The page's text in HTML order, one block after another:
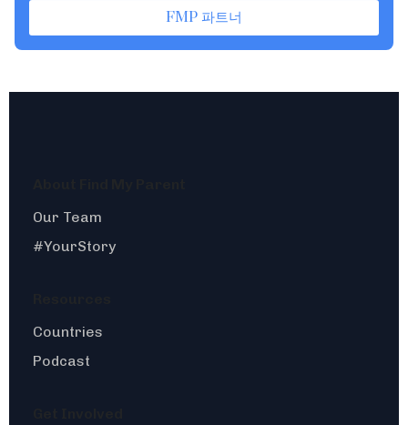
FMP 파트너
Our Team
#YourStory
Countries
Podcast